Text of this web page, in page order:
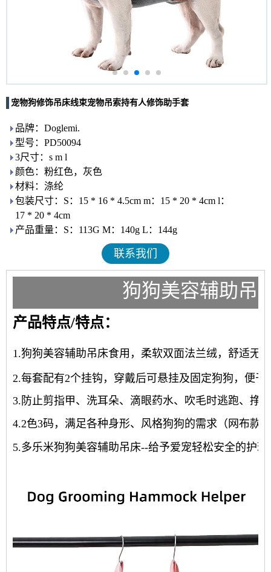
宠物狗修饰吊床线束宠物吊索持有人修饰助手套
品牌：Doglemi.
型号：PD50094
3尺寸：s m l
颜色：粉红色，灰色
材料：涤纶
包装尺寸：S：15 * 16 * 4.5cm m：15 * 20 * 4cm l：
17 * 20 * 4cm
产品重量：S：113G M：140g L：144g
联系我们
狗狗美容辅助吊
产品特点/特点：
1.狗狗美容辅助吊床食用，柔软双面法兰绒，舒适无
2.每套配有2个挂钩，穿戴后可悬挂及固定狗狗，便于
3.防止剪指甲、洗耳朵、滴眼药水、吹毛时逃跑、挣
4.2色3码，满足各种身形、风格狗狗的需求（网布款3
5.多乐米狗狗美容辅助吊床--给予爱宠轻松安全的护理